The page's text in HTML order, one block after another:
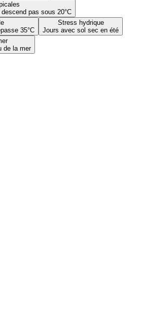
pas sous 20°C
35°C
Stress hydrique
Jours avec sol sec en été
de la mer